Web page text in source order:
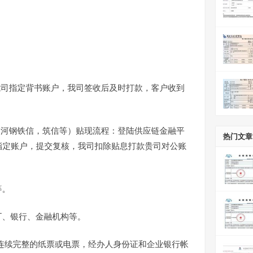
指定背书账户，我司签收后及时打款，客户收到
钢铁信，筑信等）贴现流程：登陆供应链金融平
账户，提交复核，我司扣除贴息打款贵司对公账
银行、金融机构等。
完整的纸票或电票，经办人身份证和企业银行帐
热门文章